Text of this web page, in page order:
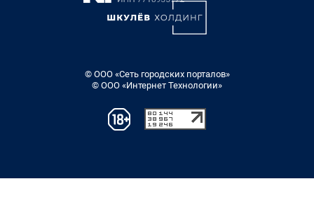
© ООО «Сеть городских порталов»
© ООО «Интернет Технологии»